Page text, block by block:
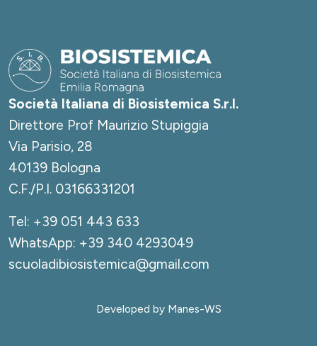
Società Italiana di Biosistemica S.r.l.
Direttore Prof Maurizio Stupiggia
Via Parisio, 28
40139 Bologna
C.F./P.I. 03166331201
Tel: +39 051 443 633
WhatsApp: +39 340 4293049
scuoladibiosistemica@gmail.com
Developed by Manes-WS